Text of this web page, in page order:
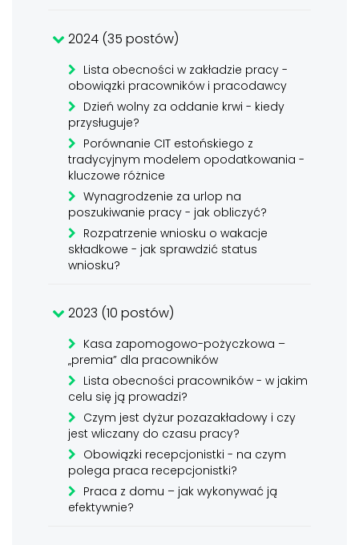
2024 (35 postów)
Lista obecności w zakładzie pracy -
obowiązki pracowników i pracodawcy
Dzień wolny za oddanie krwi - kiedy
przysługuje?
Porównanie CIT estońskiego z
tradycyjnym modelem opodatkowania -
kluczowe różnice
Wynagrodzenie za urlop na
poszukiwanie pracy - jak obliczyć?
Rozpatrzenie wniosku o wakacje
składkowe - jak sprawdzić status
wniosku?
2023 (10 postów)
Kasa zapomogowo-pożyczkowa –
„premia” dla pracowników
Lista obecności pracowników - w jakim
celu się ją prowadzi?
Czym jest dyżur pozazakładowy i czy
jest wliczany do czasu pracy?
Obowiązki recepcjonistki - na czym
polega praca recepcjonistki?
Praca z domu – jak wykonywać ją
efektywnie?